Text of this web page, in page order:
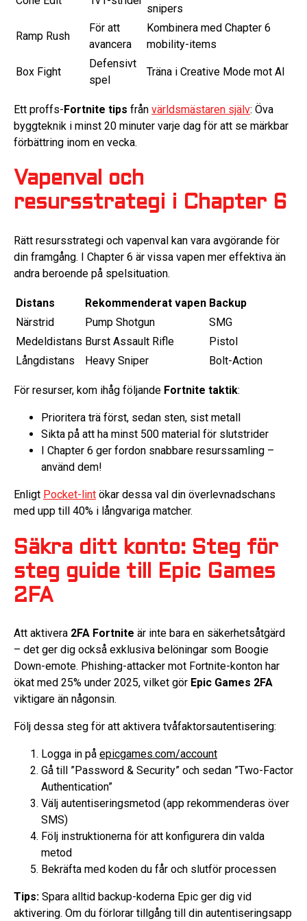
snipers
Ramp Rush
För att
avancera
Kombinera med Chapter 6
mobility-items
Box Fight
Defensivt
spel
Träna i Creative Mode mot AI
Ett proffs-Fortnite tips från världsmästaren själv: Öva
byggteknik i minst 20 minuter varje dag för att se märkbar
förbättring inom en vecka.
Vapenval och
resursstrategi i Chapter 6
Rätt resursstrategi och vapenval kan vara avgörande för
din framgång. I Chapter 6 är vissa vapen mer effektiva än
andra beroende på spelsituation.
Distans Rekommenderat vapen Backup
Närstrid
Pump Shotgun
SMG
Medeldistans Burst Assault Rifle
Pistol
Långdistans
Heavy Sniper Bolt-Action
För resurser, kom ihåg följande Fortnite taktik:
Prioritera trä först, sedan sten, sist metall
Sikta på att ha minst 500 material för slutstrider
I Chapter 6 ger fordon snabbare resurssamling –
använd dem!
Enligt Pocket-lint ökar dessa val din överlevnadschans
med upp till 40% i långvariga matcher.
Säkra ditt konto: Steg för
steg guide till Epic Games
2FA
Att aktivera 2FA Fortnite är inte bara en säkerhetsåtgärd
– det ger dig också exklusiva belöningar som Boogie
Down-emote. Phishing-attacker mot Fortnite-konton har
ökat med 25% under 2025, vilket gör Epic Games 2FA
viktigare än någonsin.
Följ dessa steg för att aktivera tvåfaktorsautentisering:
Logga in på epicgames.com/account
Gå till ”Password & Security” och sedan ”Two-Factor
Authentication”
Välj autentiseringsmetod (app rekommenderas över
SMS)
Följ instruktionerna för att konfigurera din valda
metod
Bekräfta med koden du får och slutför processen
Tips: Spara alltid backup-koderna Epic ger dig vid
aktivering. Om du förlorar tillgång till din autentiseringsapp